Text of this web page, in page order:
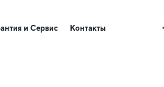
и Сервис Контакты